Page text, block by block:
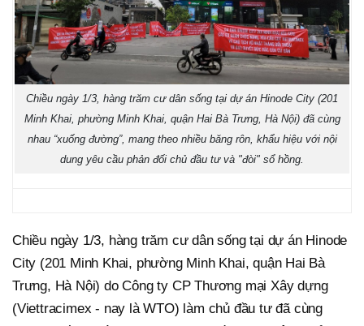
Chiều ngày 1/3, hàng trăm cư dân sống tại dự án Hinode City (201
Minh Khai, phường Minh Khai, quận Hai Bà Trưng, Hà Nội) đã cùng
nhau “xuống đường”, mang theo nhiều băng rôn, khẩu hiệu với nội
dung yêu cầu phản đối chủ đầu tư và "đòi" sổ hồng.
Chiều ngày 1/3, hàng trăm cư dân sống tại dự án Hinode
City (201 Minh Khai, phường Minh Khai, quận Hai Bà
Trưng, Hà Nội) do Công ty CP Thương mại Xây dựng
(Viettracimex - nay là WTO) làm chủ đầu tư đã cùng